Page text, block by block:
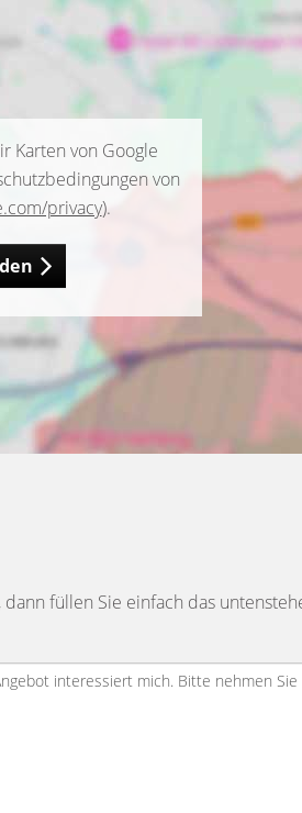
Karten von Google
von
privacy).
füllen Sie einfach das